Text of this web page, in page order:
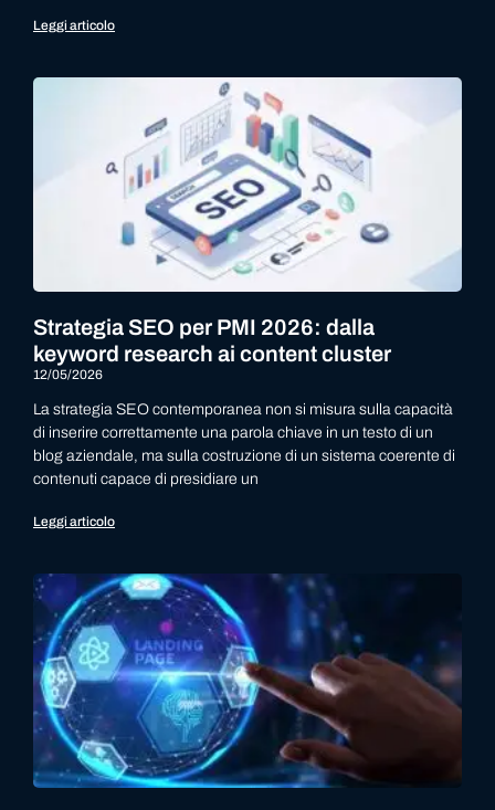
Leggi articolo
Strategia SEO per PMI 2026: dalla
keyword research ai content cluster
12/05/2026
La strategia SEO contemporanea non si misura sulla capacità
di inserire correttamente una parola chiave in un testo di un
blog aziendale, ma sulla costruzione di un sistema coerente di
contenuti capace di presidiare un
Leggi articolo